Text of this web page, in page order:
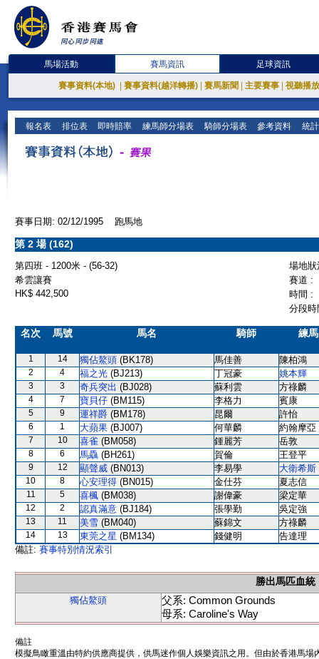
馬場活動 賽馬資訊 足球資訊
賽事資料(本地) 賽事資料(越洋轉播) 賽馬新聞 主要賽事 視聽播
報名表 排位表 即時賠率 練馬師分場表 騎師分場表 參考資料 統
賽事日期: 02/12/1995 跑馬地
第 2 場 (162)
第四班 - 1200米 - (56-32)
場地
希雲讓賽
賽道 :
HK$ 442,500
時間 :
分段
名次 馬號 馬名 騎師 練
1 14 獨佔鰲頭 (BK178) 馬佳善 陳柏鴻
2 4 福之光 (BJ213) 丁冠豪 姚本輝
3 3 奇兵突出 (BJ028) 蘇利雲 方祿麟
4 7 寶貝仔 (BM115) 李格力 賓康
5 9 運祥爵 (BM178) 昆爾 許怡
6 1 大蘋果 (BJ007) 何華麟 約翰摩亞
7 10 喜雀 (BM058) 鍾麗芳 岳敦
8 6 馬驫 (BH261) 賀倫 王登平
9 12 顯聲威 (BN013) 李易學 大衛希斯
10 8 心安理得 (BN015) 金仕芬 夏志信
11 5 喜楓 (BM038) 謝偉豪 梁定華
12 2 認真滿意 (BJ184) 張學勤 吳定強
13 11 美雪 (BM040) 蘇錦文 方祿麟
14 13 東莞之星 (BM134) 錢健明
告達理
備註: 賽事特別情況索引
勝出馬匹血統
獨佔鰲頭
父系: Common Grounds
母系: Caroline's Way
備註
模擬鳥瞰重溫由特約供應商提供，供馬迷作個人娛樂資訊之用。但由於香港馬